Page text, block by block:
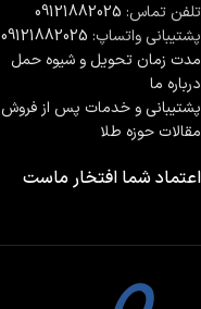
تلفن تماس: 09121882025
پشتیبانی واتساپ: 09121882025
مدت زمان تحويل و شیوه حمل
درباره ما
پشتیبانی و خدمات پس از فروش
مقالات حوزه طلا
اعتماد شما افتخار ماست